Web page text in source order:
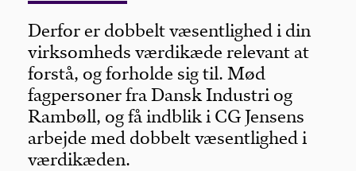
Derfor er dobbelt væsentlighed i din
virksomheds værdikæde relevant at
forstå, og forholde sig til. Mød
fagpersoner fra Dansk Industri og
Rambøll, og få indblik i CG Jensens
arbejde med dobbelt væsentlighed i
værdikæden.